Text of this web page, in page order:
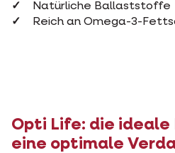
Natürliche Ballaststoffe
Reich an Omega-3-
Opti Life: die ideale
eine optimale